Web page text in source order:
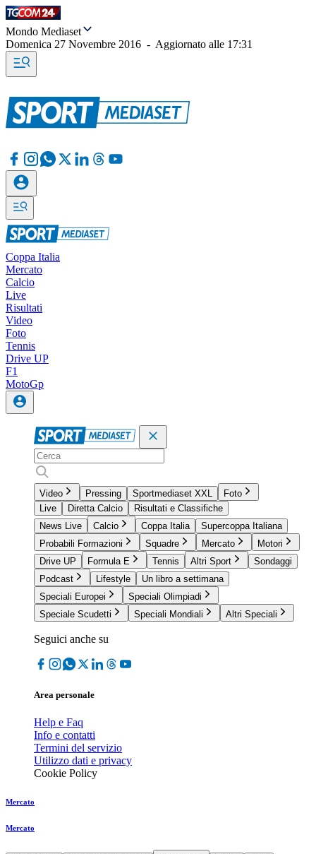
Mondo Mediaset
Domenica 27 Novembre 2016 - Aggiornato alle 17:31
Coppa Italia
Mercato
Calcio
Live
Risultati
Video
Foto
Tennis
Drive UP
F1
MotoGp
Video Pressing Sportmediaset XXL
Foto
Live
Diretta Calcio
Risultati e Classifiche
News Live
Calcio Coppa Italia
Supercoppa Italiana
Probabili Formazioni
Squadre Mercato
Motori
Drive UP
Formula E Tennis Altri Sport
Sondaggi
Podcast
Lifestyle
Un libro a settimana
Speciali Europei
Speciali Olimpiadi
Speciale Scudetti
Speciali Mondiali Altri Speciali
Seguici anche su
Area personale
Help e Faq
Info e contatti
Termini del servizio
Utilizzo dati e privacy
Cookie Policy
Mercato
Mercato